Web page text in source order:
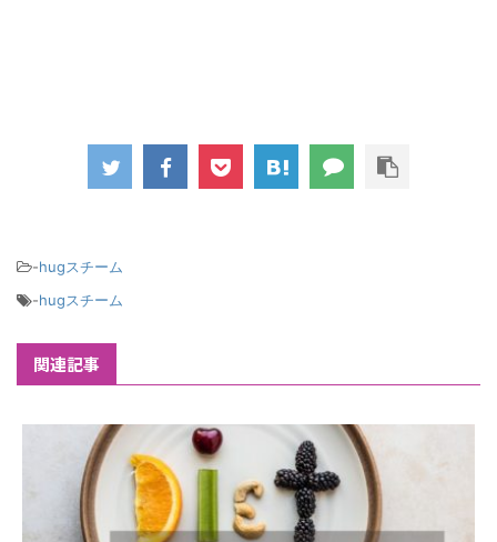
-hugスチーム
-hugスチーム
関連記事